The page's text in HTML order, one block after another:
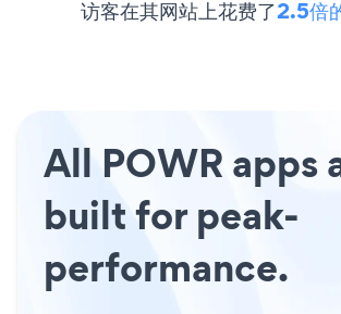
访客在其网站上花费了2.5倍
All POWR apps
built for peak-
performance.